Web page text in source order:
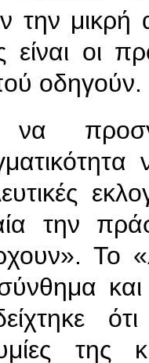
την μικρή
είναι οι
οδηγούν.
να
την
Το
της